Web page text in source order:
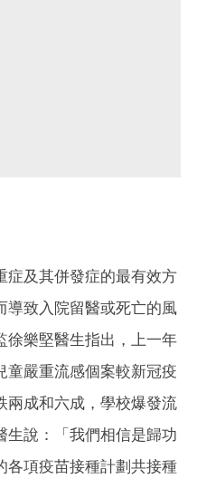
症及其併發症的最有效方
導致入院留醫或死亡的風
徐樂堅醫生指出，上一年
嚴重流感個案較新冠疫
兩成和六成，學校爆發流
生說：「我們相信是歸功
各項疫苗接種計劃共接種